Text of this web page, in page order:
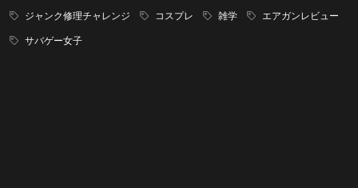
ジャンク修理チャレンジ コスプレ 雑学 エアガンレビュー
サバゲー女子